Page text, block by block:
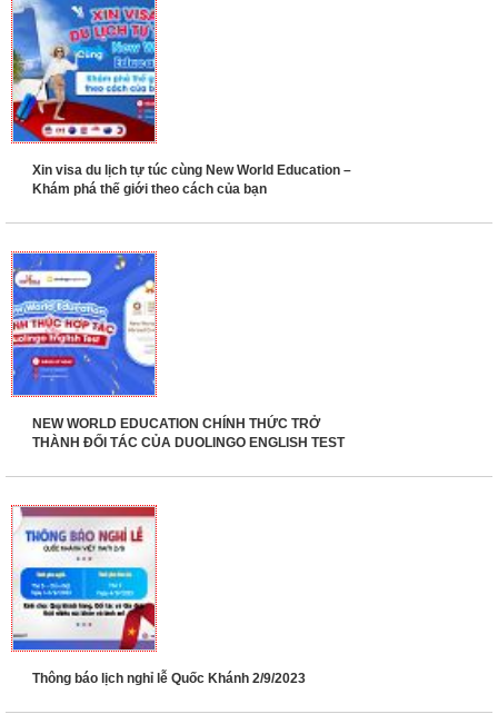
Xin visa du lịch tự túc cùng New World Education –
Khám phá thế giới theo cách của bạn
NEW WORLD EDUCATION CHÍNH THỨC TRỞ
THÀNH ĐỐI TÁC CỦA DUOLINGO ENGLISH TEST
Thông báo lịch nghỉ lễ Quốc Khánh 2/9/2023